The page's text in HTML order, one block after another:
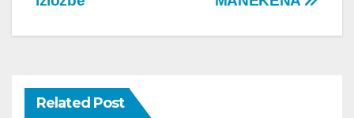
Related Post